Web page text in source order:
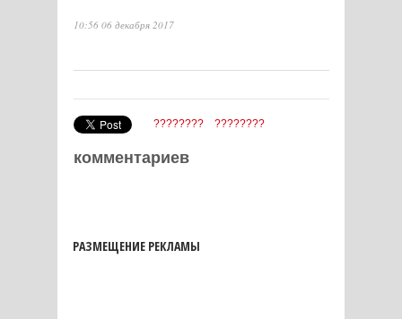
10:56 06 декабря 2017
???????? ????????
комментариев
РАЗМЕЩЕНИЕ РЕКЛАМЫ